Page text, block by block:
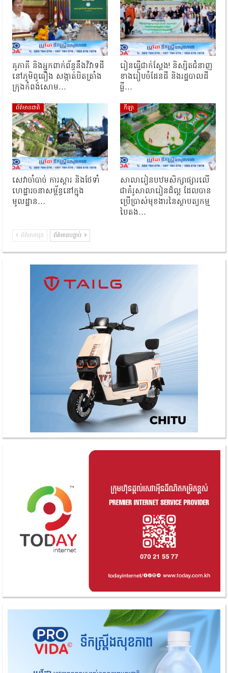
គូភាគី និងអ្នកពាក់ព័ន្ធនឹងវិវាទដី
នៅភូមិពូធឿង សង្កាត់បិតត្រាំង
ក្រុងកំពង់សោម…
រៀនធ្វើជាក់ស្ដែង! និស្សិតជំនាញ
ខាងរៀបចំដែនដី និងរដ្ឋបាលដី
ធ្លី…
ព័ត៌មានជាតិ
សេវាចាំបាច់ ការស្តារ និងថែទាំ
ហេដ្ឋារចនាសម្ព័ន្ធនៅក្នុង
មូលដ្ឋាន…
កីឡា
សាលារៀនបឋមសិក្សាផ្សារលើ
ជាគំរូសាលារៀនដ៏ល្អ ដែលបាន
ប្រើប្រាស់មុខងារនៃស្ថាបត្យកម្ម
បៃតង…
ព័ត៌មានមុន ព័ត៌មានបន្ទាប់